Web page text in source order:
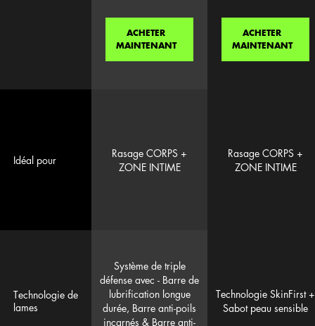
Idéal pour
Technologie de
lames
ACHETER
MAINTENANT
Rasage CORPS +
ZONE INTIME
Système de triple
défense avec - Barre de
lubrification longue
durée, Barre anti-poils
incarnés & Barre anti-
ACHETER
MAINTENANT
Rasage CORPS +
ZONE INTIME
Technologie SkinFirst +
Sabot peau sensible